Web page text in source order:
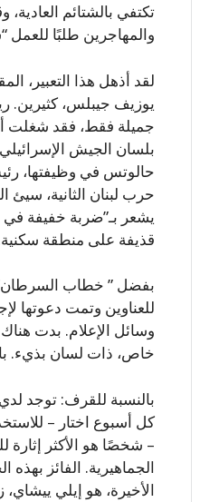
تكتفي بالشتائم
والمهاجرين طلبًا
لقد أذهل هذا التعبير،
يوزيف جيبلس، كثيرين.
جميلة فقط، فقد شغلت
بلسان الجيش
حالوتس في وظيفتها،
حرب لبنان الثانية، سيئ
يشعر بـ”ضربة خفيفة في
قذيفة على منطقة
بفضل ” خطاب
للعناوين وتمت دعوتها
وسائل الإعلام. بدت
خاص، ذات لسان بذيء.
بالنسبة للقرف: توجد
كل أسبوع اختار –
– شخصًا هو الأكثر إثارة
الجماهيرية. الفائز بهذه
الأخيرة، هو إيلي